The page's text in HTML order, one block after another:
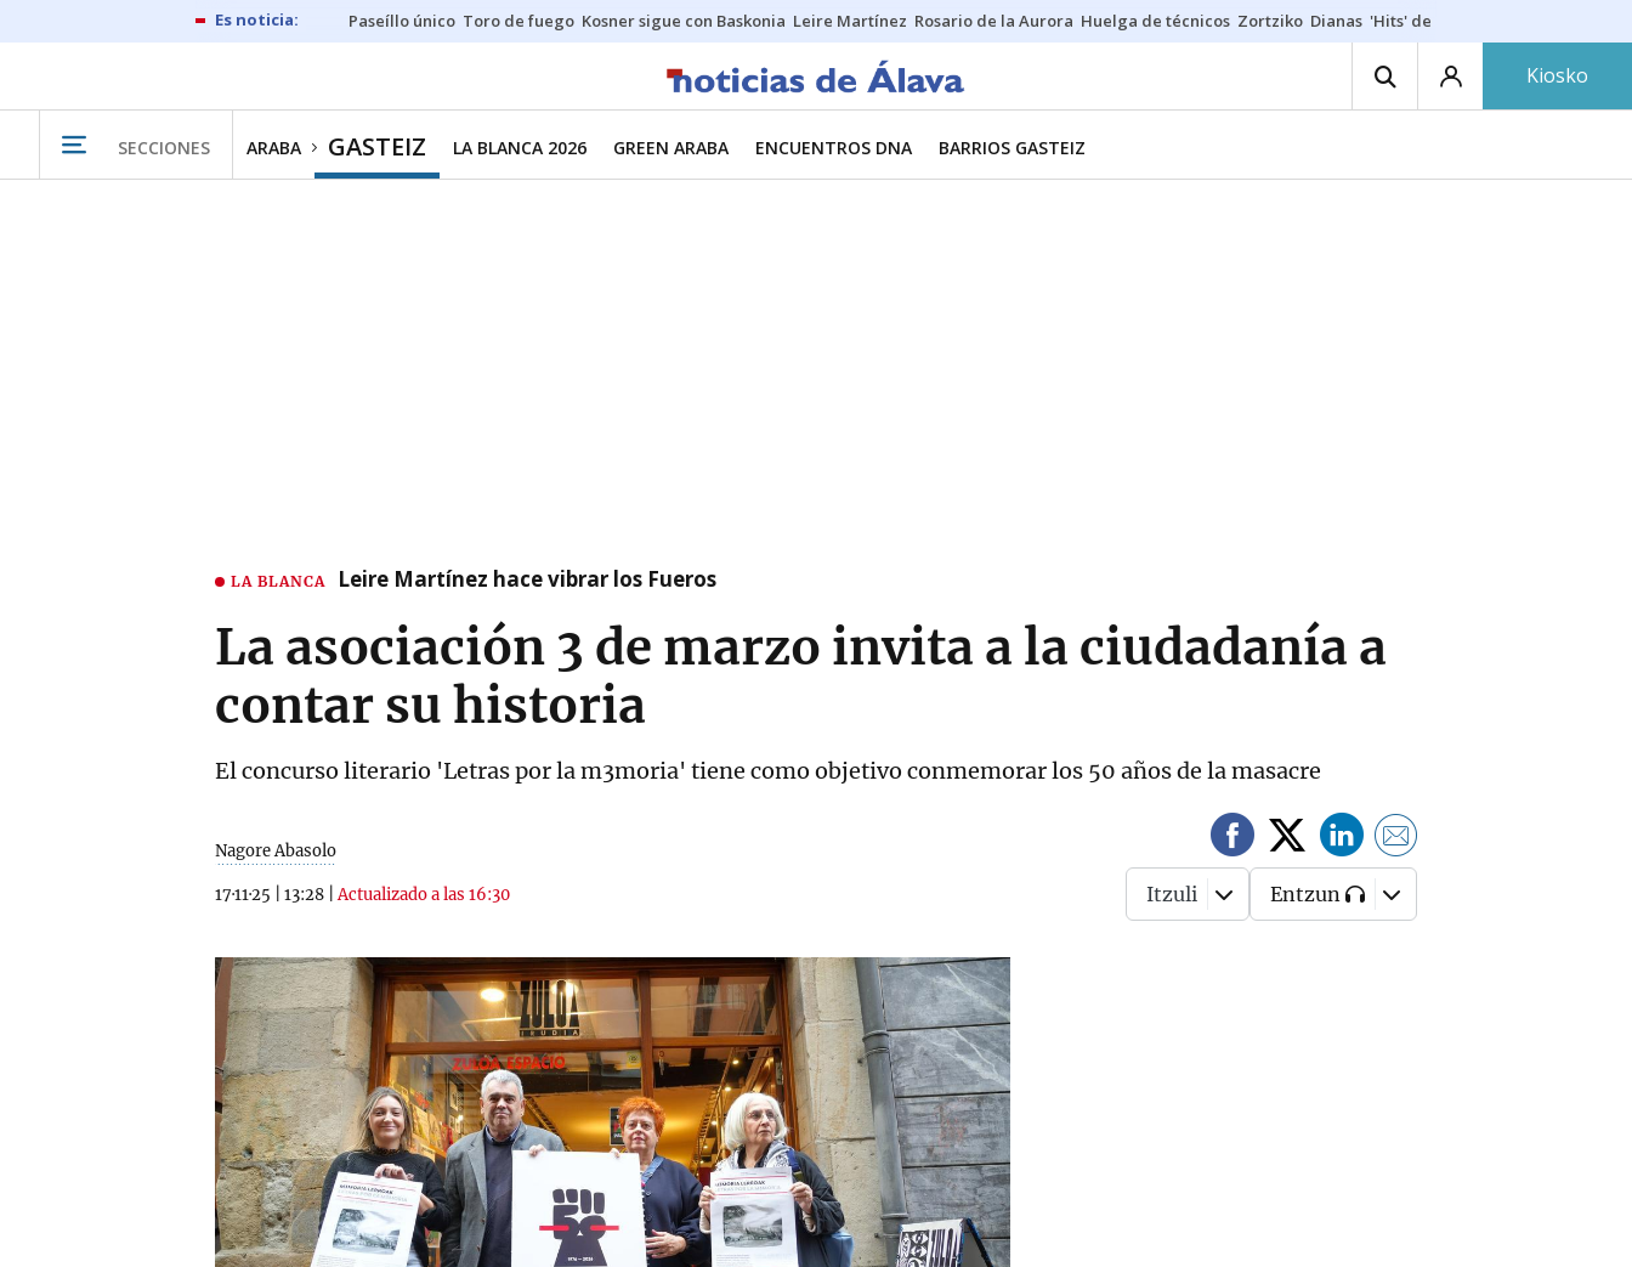
Paseíllo único Toro de fuego Kosner sigue con Baskonia Leire Martínez Rosario de la Aurora Huelga de técnicos Zortziko Dianas 'Hits' de las txarangas
Kiosko
SECCIONES ARABA GASTEIZ LA BLANCA 2026 GREEN ARABA ENCUENTROS DNA BARRIOS GASTEIZ
LA BLANCA Leire Martínez hace vibrar los Fueros
La asociación 3 de marzo invita a la ciudadanía a
contar su historia
El concurso literario 'Letras por la m3moria' tiene como objetivo conmemorar los 50 años de la masacre
Nagore Abasolo
17·11·25 13:28 |Actualizado a las 16:30 Itzuli Entzun